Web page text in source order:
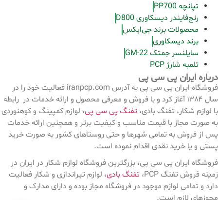
تپانچه PP700
رنج‌فایندر دیسکاوری D800
محصولات برند جی‌ایکس
برند دیسکاوری
سایلنسر جمتک GM-22
تلمبه شارژ PCP
درباره ایران پی سی پی
فروشگاه ایران پی سی پی به آدرس iranpcp.com فعالیت خود را در
سال ۱۳۸۴ آغاز کرد و با فروش و معرفی محصول و ارائه خدمات در رابطه
با لوازم شکار، تفنگ بادی، تفنگ پی سی پی، لوازم کمپینگ و کوهنوردی
به صورت مجاز با قیمت مناسب و کیفیت برتر و همچنین ارائه خدمات
پس از فروش به تمامی شهرها و حتی روستاهای کشور به صورت خرید
پستی و یا خرید نقدی اقدام نموده است.
فروشگاه ایران پی سی پی، بزرگترین فروشگاه لوازم شکار در ایران در
زمینه فروش تفنگ PCP،
تفنگ بادی، لوازم تیراندازی و شکار فعالیت
دارد و تمامی لوازم موجود در فروشگاه مجاز بوده و دارای مدارک و